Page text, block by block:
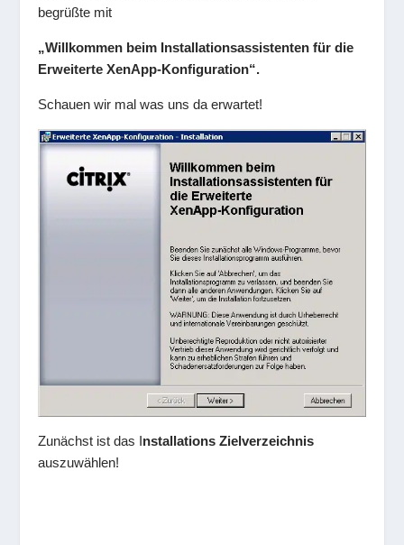
begrüßte mit
„Willkommen beim Installationsassistenten für die
Erweiterte XenApp-Konfiguration“.
Schauen wir mal was uns da erwartet!
Zunächst ist das Installations Zielverzeichnis
auszuwählen!